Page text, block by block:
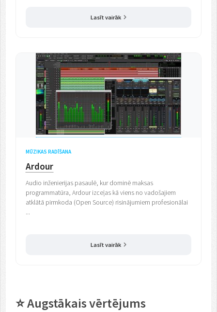
Lasīt vairāk
MŪZIKAS RADĪŠANA
Ardour
Audio inženierijas pasaulē, kur dominē maksas
programmatūra, Ardour izceļas kā viens no vadošajiem
atklātā pirmkoda (Open Source) risinājumiem profesionālai
...
Lasīt vairāk
⭐ Augstākais vērtējums